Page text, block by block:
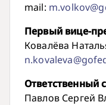
mail:
Первый вице-
Ковалёва
Ответственный
Павлов Сергей